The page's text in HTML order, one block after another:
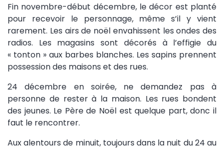
Fin novembre-début décembre, le décor est planté
pour recevoir le personnage, même s’il y vient
rarement. Les airs de noël envahissent les ondes des
radios. Les magasins sont décorés à l’effigie du
« tonton » aux barbes blanches. Les sapins prennent
possession des maisons et des rues.
24 décembre en soirée, ne demandez pas à
personne de rester à la maison. Les rues bondent
des jeunes. Le Père de Noël est quelque part, donc il
faut le rencontrer.
Aux alentours de minuit, toujours dans la nuit du 24 au